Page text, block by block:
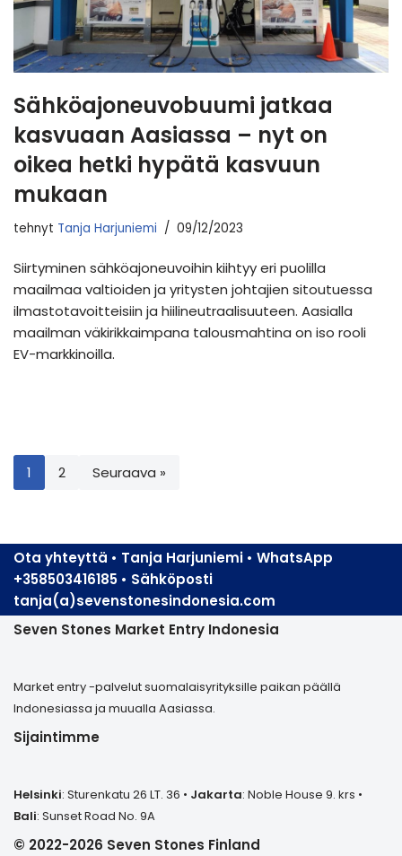
Sähköajoneuvobuumi jatkaa
kasvuaan Aasiassa – nyt on
oikea hetki hypätä kasvuun
mukaan
tehnyt Tanja Harjuniemi 09/12/2023
Siirtyminen sähköajoneuvoihin kiihtyy eri puolilla
maailmaa valtioiden ja yritysten johtajien sitoutuessa
ilmastotavoitteisiin ja hiilineutraalisuuteen. Aasialla
maailman väkirikkaimpana talousmahtina on iso rooli
EV-markkinoilla.
1 2 Seuraava »
Ota yhteyttä • Tanja Harjuniemi • WhatsApp
+358503416185 • Sähköposti
tanja(a)sevenstonesindonesia.com
Seven Stones Market Entry Indonesia
Market entry -palvelut suomalaisyrityksille paikan päällä
Indonesiassa ja muualla Aasiassa.
Sijaintimme
Helsinki: Sturenkatu 26 LT. 36 • Jakarta: Noble House 9. krs •
Bali: Sunset Road No. 9A
© 2022-2026 Seven Stones Finland